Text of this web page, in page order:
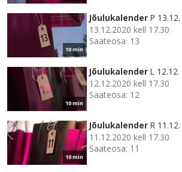
10 min
Jõulukalender P 13.12.
13.12.2020 kell 17.30
Saateosa: 13
10 min
Jõulukalender L 12.12.
12.12.2020 kell 17.30
Saateosa: 12
10 min
Jõulukalender R 11.12.
11.12.2020 kell 17.30
Saateosa: 11